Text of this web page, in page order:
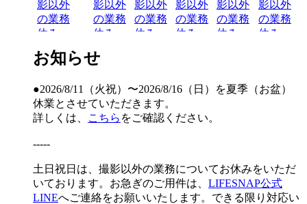
影以外
の業務
休み
影以外
の業務
休み
影以外
の業務
休み
影以外
の業務
休み
影以外
の業務
休み
影以外
の業務
休み
16
休み
務休み
23
24 25 26
出張撮影以外の業務
出張撮影以外の業
出張撮影以外の業務
休み
出張撮影以外の業務
休み
お知らせ
●2026/8/11（火祝）〜2026/8/16（日）を夏季（お盆）
休業とさせていただきます。
詳しくは、
こちら をご確認ください。
-----
土日祝日は、撮影以外の業務についてお休みをいただ
いております。お急ぎのご用件は、 LIFESNAP公式
LINEへご連絡をお願いいたします。できる限り対応い